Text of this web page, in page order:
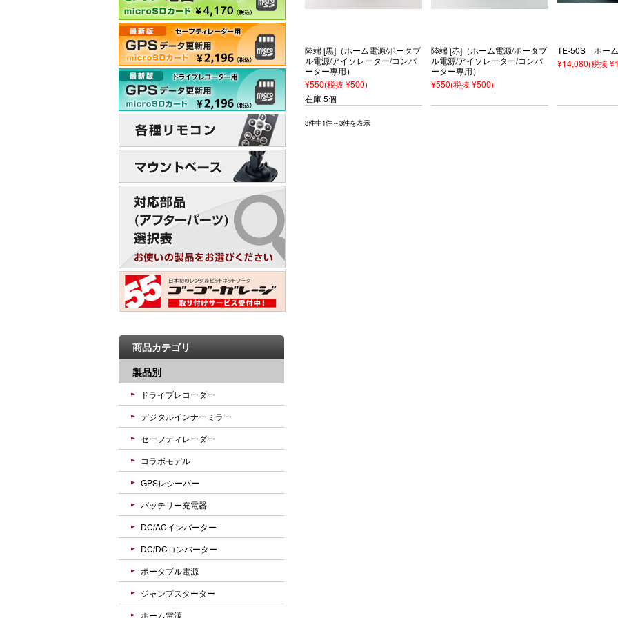
陸端 [黒]（ホーム電源/ポータブ
ル電源/アイソレーター/コンバ
ーター専用）
¥550(税抜 ¥500)
在庫 5個
陸端 [赤]（ホーム電源/ポータブ
ル電源/アイソレーター/コンバ
ーター専用）
¥550(税抜 ¥500)
TE-50S ホー
¥14,080(税抜
3件中1件～3件を表示
商品カテゴリ
製品別
ドライブレコーダー
デジタルインナーミラー
セーフティレーダー
コラボモデル
GPSレシーバー
バッテリー充電器
DC/ACインバーター
DC/DCコンバーター
ポータブル電源
ジャンプスターター
ホーム電源